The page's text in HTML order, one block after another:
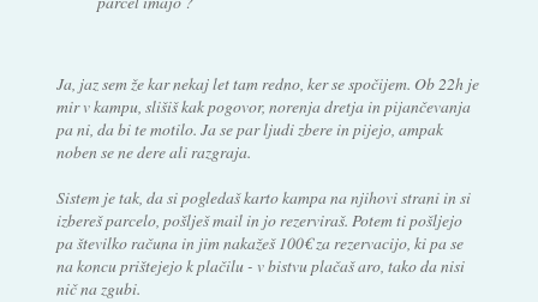
Ja, jaz sem že kar nekaj let tam redno, ker se spočijem. Ob 22h je
mir v kampu, slišiš kak pogovor, norenja dretja in pijančevanja
pa ni, da bi te motilo. Ja se par ljudi zbere in pijejo, ampak
noben se ne dere ali razgraja.
Sistem je tak, da si pogledaš karto kampa na njihovi strani in si
izbereš parcelo, pošlješ mail in jo rezerviraš. Potem ti pošljejo
pa številko računa in jim nakažeš 100€ za rezervacijo, ki pa se
na koncu prištejejo k plačilu - v bistvu plačaš aro, tako da nisi
nič na zgubi.